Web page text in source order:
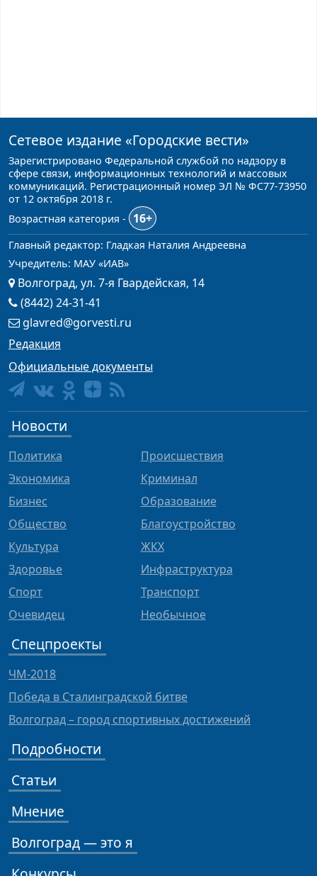
Сетевое издание «Городские вести»
Зарегистрировано Федеральной службой по надзору в
сфере связи, информационных технологий и массовых
коммуникаций. Регистрационный номер ЭЛ № ФС77-73950
от 12 октября 2018 г.
Возрастная категория -
16+
Главный редактор: Гладкая Наталия Андреевна
Учредитель: МАУ «ИАВ»
Волгоград, ул. 7-я Гвардейская, 14
(8442) 24-31-41
glavred@gorvesti.ru
Редакция
Официальные документы
Новости
Политика
Экономика
Бизнес
Общество
Культура
Здоровье
Спорт
Очевидец
Происшествия
Криминал
Образование
Благоустройство
ЖКХ
Инфраструктура
Транспорт
Необычное
Спецпроекты
ЧМ-2018
Победа в Сталинградской битве
Волгоград – город спортивных достижений
Подробности
Статьи
Мнение
Волгоград — это я